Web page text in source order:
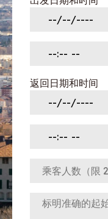
返回日期和时间